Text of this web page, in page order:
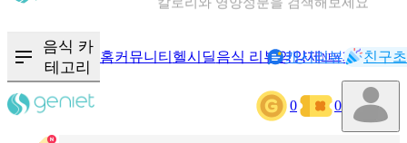
혈당 · 다이어트 음식 검색해보세요
음식 카
테고리
홈커뮤니티 헬시딜음식 리뷰영양제NEW기록
캐시리뷰 친구
0 0
칼로리와 영양성분을 검색해보세요